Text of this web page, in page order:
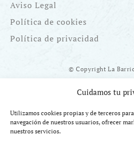
Cuidamos tu
Utilizamos cookies propias y de terceros
navegación de nuestros usuarios, ofrecer
nuestros servicios.
Aviso Legal
Política de cookies
Política de privacidad
© Copyright La
Financiado por la UE Next Generation